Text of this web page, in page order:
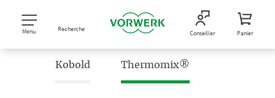
Menu Recherche Conseiller Panier
Kobold Thermomix®